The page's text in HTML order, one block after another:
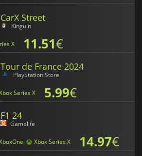
CarX Street
Kinguin
X 11.51€
Tour de France 2024
PlayStation Store
Series X 5.99€
F1 24
Gamelife
Xbox Series X 14.97€